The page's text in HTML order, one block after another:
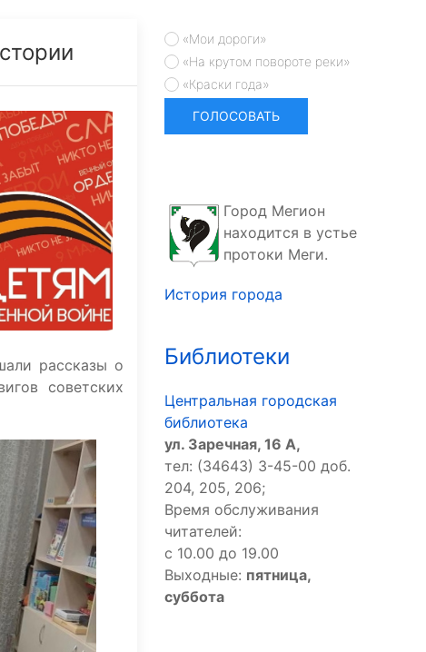
рассказы о
советских
«Мои дороги»
«На крутом повороте реки»
«Краски года»
Город Мегион
находится в устье
протоки Меги.
История города
Библиотеки
Центральная городская
библиотека
ул. Заречная, 16 А,
тел: (34643) 3-45-00 доб.
204, 205, 206;
Время обслуживания
читателей:
с 10.00 до 19.00
Выходные: пятница,
суббота